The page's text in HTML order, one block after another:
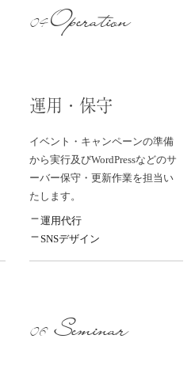
04Operation
運用・保守
イベント・キャンペーンの準備
から実行及びWordPressなどのサ
ーバー保守・更新作業を担当い
たします。
運用代行
SNSデザイン
06 Seminar